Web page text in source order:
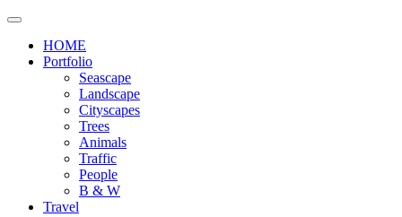
HOME
Portfolio
Seascape
Landscape
Cityscapes
Trees
Animals
Traffic
People
B & W
Travel